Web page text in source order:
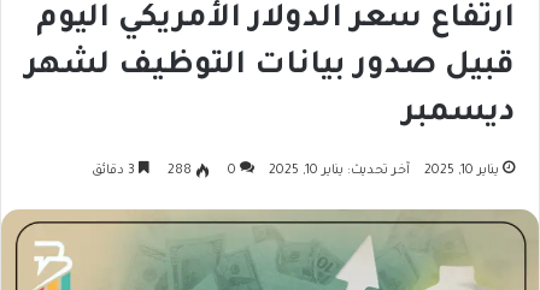
ارتفاع سعر الدولار الأمريكي اليوم
قبيل صدور بيانات التوظيف لشهر
ديسمبر
يناير 10, 2025 آخر تحديث: يناير 10, 2025 0
288